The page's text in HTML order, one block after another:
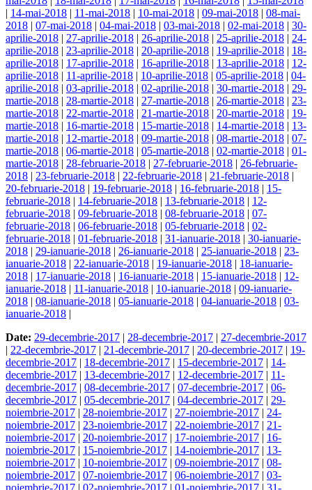
| 14-mai-2018 | 11-mai-2018 | 10-mai-2018 | 09-mai-2018 | 08-mai-
2018 | 07-mai-2018 | 04-mai-2018 | 03-mai-2018 | 02-mai-2018 | 30-
aprilie-2018 | 27-aprilie-2018 | 26-aprilie-2018 | 25-aprilie-2018 | 24-
aprilie-2018 | 23-aprilie-2018 | 20-aprilie-2018 | 19-aprilie-2018 | 18-
aprilie-2018 | 17-aprilie-2018 | 16-aprilie-2018 | 13-aprilie-2018 | 12-
aprilie-2018 | 11-aprilie-2018 | 10-aprilie-2018 | 05-aprilie-2018 | 04-
aprilie-2018 | 03-aprilie-2018 | 02-aprilie-2018 | 30-martie-2018 | 29-
martie-2018 | 28-martie-2018 | 27-martie-2018 | 26-martie-2018 | 23-
martie-2018 | 22-martie-2018 | 21-martie-2018 | 20-martie-2018 | 19-
martie-2018 | 16-martie-2018 | 15-martie-2018 | 14-martie-2018 | 13-
martie-2018 | 12-martie-2018 | 09-martie-2018 | 08-martie-2018 | 07-
martie-2018 | 06-martie-2018 | 05-martie-2018 | 02-martie-2018 | 01-
martie-2018 | 28-februarie-2018 | 27-februarie-2018 | 26-februarie-
2018 | 23-februarie-2018 | 22-februarie-2018 | 21-februarie-2018 |
20-februarie-2018 | 19-februarie-2018 | 16-februarie-2018 | 15-
februarie-2018 | 14-februarie-2018 | 13-februarie-2018 | 12-
februarie-2018 | 09-februarie-2018 | 08-februarie-2018 | 07-
februarie-2018 | 06-februarie-2018 | 05-februarie-2018 | 02-
februarie-2018 | 01-februarie-2018 | 31-ianuarie-2018 | 30-ianuarie-
2018 | 29-ianuarie-2018 | 26-ianuarie-2018 | 25-ianuarie-2018 | 23-
ianuarie-2018 | 22-ianuarie-2018 | 19-ianuarie-2018 | 18-ianuarie-
2018 | 17-ianuarie-2018 | 16-ianuarie-2018 | 15-ianuarie-2018 | 12-
ianuarie-2018 | 11-ianuarie-2018 | 10-ianuarie-2018 | 09-ianuarie-
2018 | 08-ianuarie-2018 | 05-ianuarie-2018 | 04-ianuarie-2018 | 03-
ianuarie-2018 |
Date: 29-decembrie-2017 | 28-decembrie-2017 | 27-decembrie-2017
| 22-decembrie-2017 | 21-decembrie-2017 | 20-decembrie-2017 | 19-
decembrie-2017 | 18-decembrie-2017 | 15-decembrie-2017 | 14-
decembrie-2017 | 13-decembrie-2017 | 12-decembrie-2017 | 11-
decembrie-2017 | 08-decembrie-2017 | 07-decembrie-2017 | 06-
decembrie-2017 | 05-decembrie-2017 | 04-decembrie-2017 | 29-
noiembrie-2017 | 28-noiembrie-2017 | 27-noiembrie-2017 | 24-
noiembrie-2017 | 23-noiembrie-2017 | 22-noiembrie-2017 | 21-
noiembrie-2017 | 20-noiembrie-2017 | 17-noiembrie-2017 | 16-
noiembrie-2017 | 15-noiembrie-2017 | 14-noiembrie-2017 | 13-
noiembrie-2017 | 10-noiembrie-2017 | 09-noiembrie-2017 | 08-
noiembrie-2017 | 07-noiembrie-2017 | 06-noiembrie-2017 | 03-